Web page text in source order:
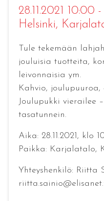
28.11.2021 10:00
Helsinki,
Tule tekemään
jouluisia tuotteita,
leivonnaisia ym.
Kahvio, joulupuuroa,
Joulupukki vierailee
tasatunnein.
Aika: 28.11.2021, klo
Paikka: Karjalatalo,
Yhteyshenkilö: Riitta